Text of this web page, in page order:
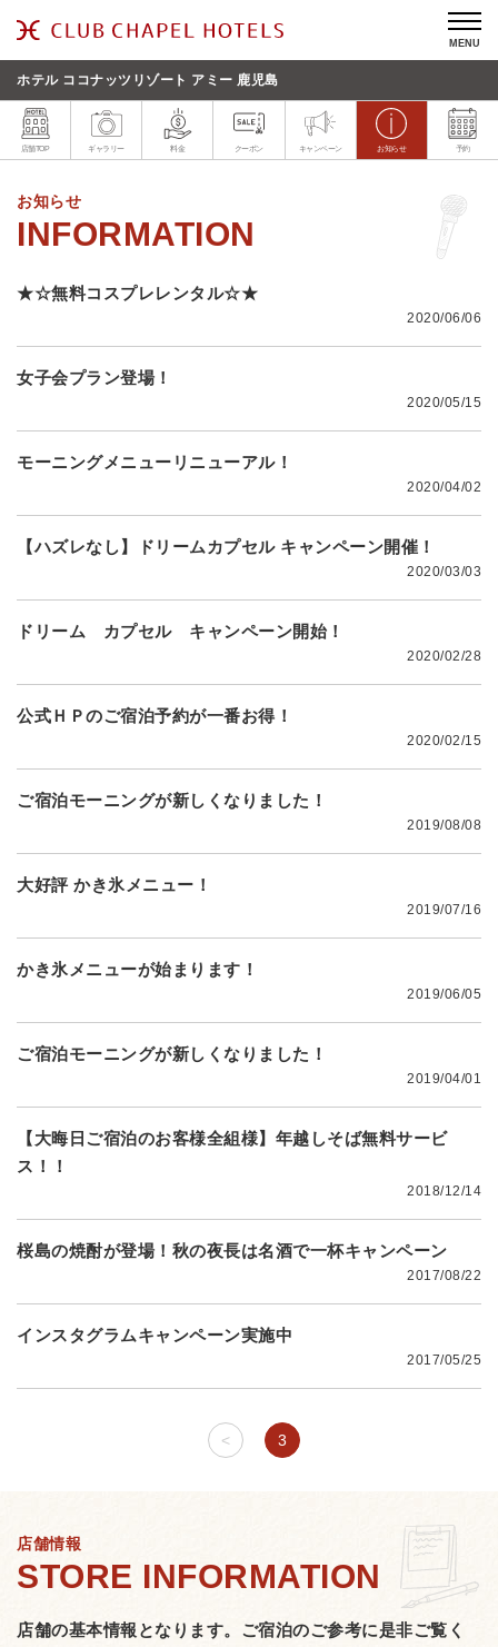
MENU
ホテル ココナッツリゾート アミー 鹿児島
店舗TOP ギャラリー 料金 クーポン キャンペーン お知らせ 予約
お知らせ
★☆無料コスプレレンタル☆★
2020/06/06
女子会プラン登場！
2020/05/15
モーニングメニューリニューアル！
2020/04/02
【ハズレなし】ドリームカプセル キャンペーン開催！
2020/03/03
ドリーム カプセル キャンペーン開始！
2020/02/28
公式ＨＰのご宿泊予約が一番お得！
2020/02/15
ご宿泊モーニングが新しくなりました！
2019/08/08
大好評 かき氷メニュー！
2019/07/16
かき氷メニューが始まります！
2019/06/05
ご宿泊モーニングが新しくなりました！
2019/04/01
【大晦日ご宿泊のお客様全組様】年越しそば無料サービ
ス！！
2018/12/14
桜島の焼酎が登場！秋の夜長は名酒で一杯キャンペーン
2017/08/22
インスタグラムキャンペーン実施中
2017/05/25
< 3
店舗情報
店舗の基本情報となります。 ご宿泊のご参考に是非ご覧く